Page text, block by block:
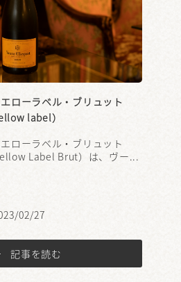
ローラベル・ブリュット
label）
ローラベル・ブリュット
Label Brut）は、ヴー...
02/27
記事を読む